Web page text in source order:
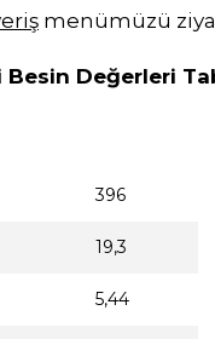
menümüzü
Besin Değerleri
396
19,3
5,44